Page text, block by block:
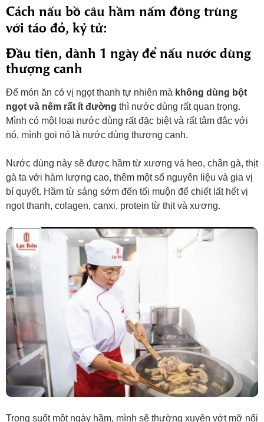
Cách nấu bồ câu hầm nấm đông trùng
với táo đỏ, kỷ tử:
Đầu tiên, dành 1 ngày để nấu nước dùng
thượng canh
Để món ăn có vị ngọt thanh tự nhiên mà không dùng bột
ngọt và nêm rất ít đường thì nước dùng rất quan trọng.
Mình có một loại nước dùng rất đặc biệt và rất tâm đắc với
nó, mình gọi nó là nước dùng thượng canh.
Nước dùng này sẽ được hầm từ xương vá heo, chân gà, thịt
gà ta với hàm lượng cao, thêm một số nguyên liệu và gia vị
bí quyết. Hầm từ sáng sớm đến tối muộn để chiết lất hết vị
ngọt thanh, colagen, canxi, protein từ thịt và xương.
Trong suốt một ngày hầm, mình sẽ thường xuyên vớt mỡ nổi